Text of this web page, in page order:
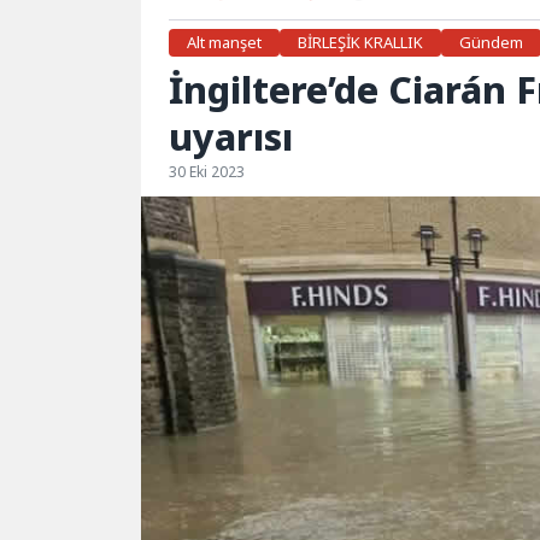
Alt manşet BİRLEŞİK KRALLIK Gündem
İngiltere’de Ciarán
uyarısı
30 Eki 2023